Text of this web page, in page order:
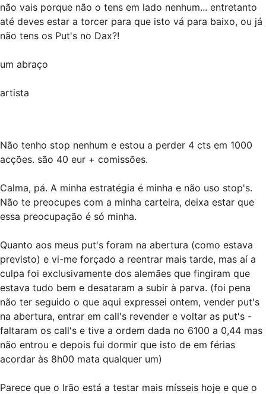
não vais porque não o tens em lado nenhum... entretanto
até deves estar a torcer para que isto vá para baixo, ou já
não tens os Put's no Dax?!
um abraço
artista
Não tenho stop nenhum e estou a perder 4 cts em 1000
acções. são 40 eur + comissões.
Calma, pá. A minha estratégia é minha e não uso stop's.
Não te preocupes com a minha carteira, deixa estar que
essa preocupação é só minha.
Quanto aos meus put's foram na abertura (como estava
previsto) e vi-me forçado a reentrar mais tarde, mas aí a
culpa foi exclusivamente dos alemães que fingiram que
estava tudo bem e desataram a subir à parva. (foi pena
não ter seguido o que aqui expressei ontem, vender put's
na abertura, entrar em call's revender e voltar as put's -
faltaram os call's e tive a ordem dada no 6100 a 0,44 mas
não entrou e depois fui dormir que isto de em férias
acordar às 8h00 mata qualquer um)
Parece que o Irão está a testar mais mísseis hoje e que o